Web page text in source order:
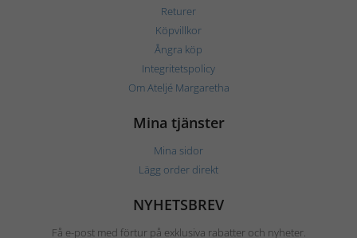
Returer
Köpvillkor
Ångra köp
Integritetspolicy
Om Ateljé Margaretha
Mina tjänster
Mina sidor
Lägg order direkt
NYHETSBREV
Få e-post med förtur på exklusiva rabatter och nyheter.